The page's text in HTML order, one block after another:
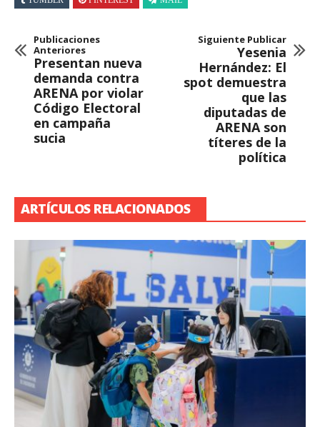
Publicaciones
Anteriores
Presentan nueva
demanda contra
ARENA por violar
Código Electoral
en campaña
sucia
Siguiente Publicar
Yesenia
Hernández: El
spot demuestra
que las
diputadas de
ARENA son
títeres de la
política
ARTÍCULOS RELACIONADOS